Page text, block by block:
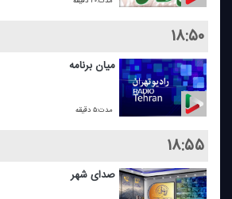
۱۸:۵۰
میان برنامه
مدت:۵ دقیقه
۱۸:۵۵
صدای شهر